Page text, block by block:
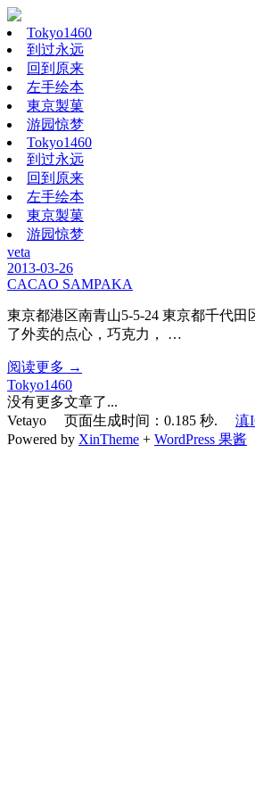
Tokyo1460
到过永远
回到原来
左手绘本
東京製菓
游园惊梦
Tokyo1460
到过永远
回到原来
左手绘本
東京製菓
游园惊梦
veta
2013-03-26
CACAO SAMPAKA
東京都港区南青山5-5-24 東京都千代
了外卖的点心，巧克力， …
阅读更多 →
Tokyo1460
没有更多文章了...
Vetayo 页面生成时间：0.185 秒. 滇
Powered by XinTheme + WordPress 果酱